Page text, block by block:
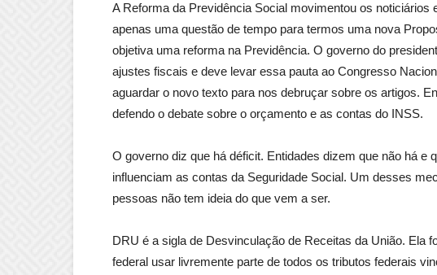
A Reforma da Previdência Social movimentou os noticiários
apenas uma questão de tempo para termos uma nova
objetiva uma reforma na Previdência. O governo do
ajustes fiscais e deve levar essa pauta ao Congresso
aguardar o novo texto para nos debruçar sobre os artigos.
defendo o debate sobre o orçamento e as contas do INSS.
O governo diz que há déficit. Entidades dizem que não há e
influenciam as contas da Seguridade Social. Um desses
pessoas não tem ideia do que vem a ser.
DRU é a sigla de Desvinculação de Receitas da União. Ela
federal usar livremente parte de todos os tributos federais